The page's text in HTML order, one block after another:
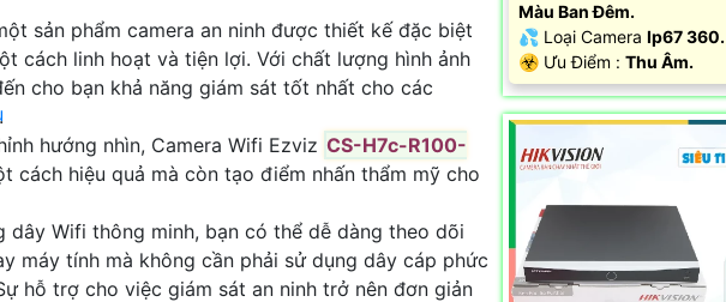
sản phẩm camera an ninh được thiết kế đặc biệt
cách linh hoạt và tiện lợi. Với chất lượng hình ảnh
cho bạn khả năng giám sát tốt nhất cho các
hướng nhìn, Camera Wifi Ezviz CS-H7c-R100-
cách hiệu quả mà còn tạo điểm nhấn thẩm mỹ cho
dây Wifi thông minh, bạn có thể dễ dàng theo dõi
máy tính mà không cần phải sử dụng dây cáp phức
hỗ trợ cho việc giám sát an ninh trở nên đơn giản
Màu Ban Đêm.
💦 Loại Camera Ip67 360.
️☣️ Ưu Điểm : Thu Âm.